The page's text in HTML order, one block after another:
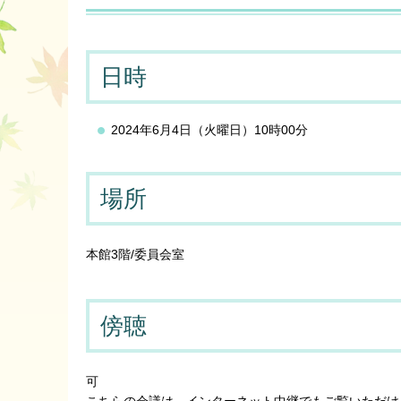
日時
2024年6月4日（火曜日）10時00分
場所
本館3階/委員会室
傍聴
可